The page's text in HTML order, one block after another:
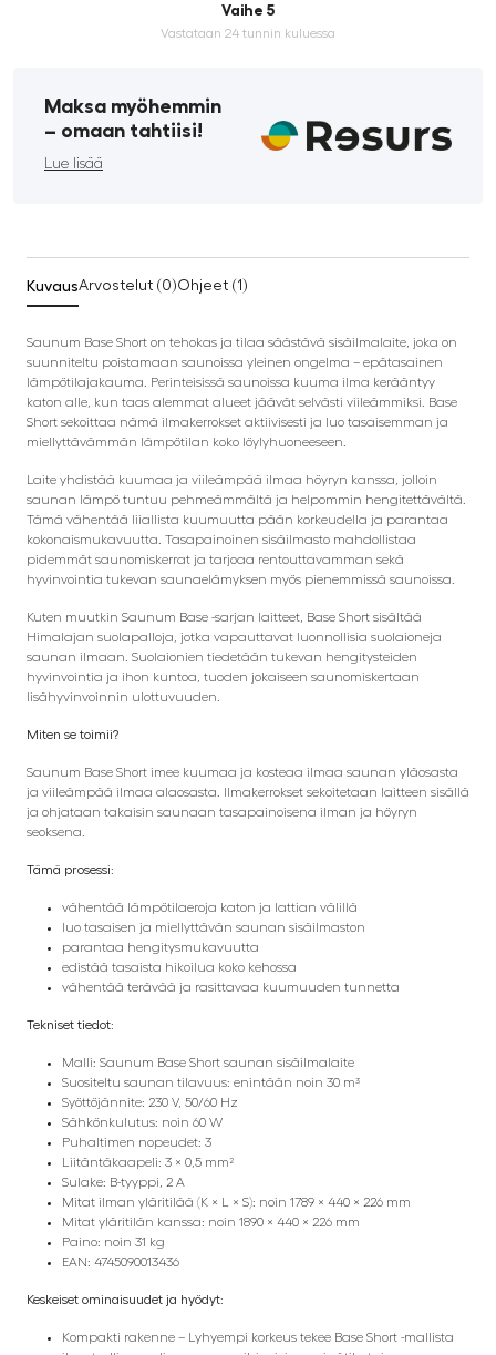
Vaihe 5
Vastataan 24 tunnin kuluessa
Maksa myöhemmin
­– omaan tahtiisi!
Lue lisää
KuvausArvostelut (0)Ohjeet (1)
Saunum Base Short on tehokas ja tilaa säästävä sisäilmalaite, joka on
suunniteltu poistamaan saunoissa yleinen ongelma – epätasainen
lämpötilajakauma. Perinteisissä saunoissa kuuma ilma kerääntyy
katon alle, kun taas alemmat alueet jäävät selvästi viileämmiksi. Base
Short sekoittaa nämä ilmakerrokset aktiivisesti ja luo tasaisemman ja
miellyttävämmän lämpötilan koko löylyhuoneeseen.
Laite yhdistää kuumaa ja viileämpää ilmaa höyryn kanssa, jolloin
saunan lämpö tuntuu pehmeämmältä ja helpommin hengitettävältä.
Tämä vähentää liiallista kuumuutta pään korkeudella ja parantaa
kokonaismukavuutta. Tasapainoinen sisäilmasto mahdollistaa
pidemmät saunomiskerrat ja tarjoaa rentouttavamman sekä
hyvinvointia tukevan saunaelämyksen myös pienemmissä saunoissa.
Kuten muutkin Saunum Base -sarjan laitteet, Base Short sisältää
Himalajan suolapalloja, jotka vapauttavat luonnollisia suolaioneja
saunan ilmaan. Suolaionien tiedetään tukevan hengitysteiden
hyvinvointia ja ihon kuntoa, tuoden jokaiseen saunomiskertaan
lisähyvinvoinnin ulottuvuuden.
Miten se toimii?
Saunum Base Short imee kuumaa ja kosteaa ilmaa saunan yläosasta
ja viileämpää ilmaa alaosasta. Ilmakerrokset sekoitetaan laitteen sisällä
ja ohjataan takaisin saunaan tasapainoisena ilman ja höyryn
seoksena.
Tämä prosessi:
vähentää lämpötilaeroja katon ja lattian välillä
luo tasaisen ja miellyttävän saunan sisäilmaston
parantaa hengitysmukavuutta
edistää tasaista hikoilua koko kehossa
vähentää terävää ja rasittavaa kuumuuden tunnetta
Tekniset tiedot:
Malli: Saunum Base Short saunan sisäilmalaite
Suositeltu saunan tilavuus: enintään noin 30 m³
Syöttöjännite: 230 V, 50/60 Hz
Sähkönkulutus: noin 60 W
Puhaltimen nopeudet: 3
Liitäntäkaapeli: 3 × 0,5 mm²
Sulake: B-tyyppi, 2 A
Mitat ilman yläritilää (K × L × S): noin 1789 × 440 × 226 mm
Mitat yläritilän kanssa: noin 1890 × 440 × 226 mm
Paino: noin 31 kg
EAN: 4745090013436
Keskeiset ominaisuudet ja hyödyt:
Kompakti rakenne – Lyhyempi korkeus tekee Base Short -mallista